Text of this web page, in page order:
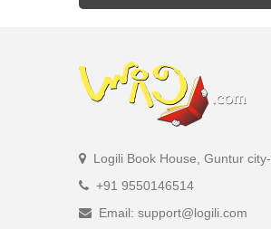
Logili Book House, Guntur
+91 9550146514
Email: support@logili.com